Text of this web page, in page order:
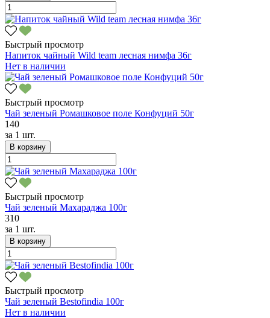
Быстрый просмотр
Напиток чайный Wild team лесная нимфа 36г
Нет в наличии
Быстрый просмотр
Чай зеленый Ромашковое поле Конфуций 50г
140
за 1 шт.
В корзину
Быстрый просмотр
Чай зеленый Махараджа 100г
310
за 1 шт.
В корзину
Быстрый просмотр
Чай зеленый Bestofindia 100г
Нет в наличии